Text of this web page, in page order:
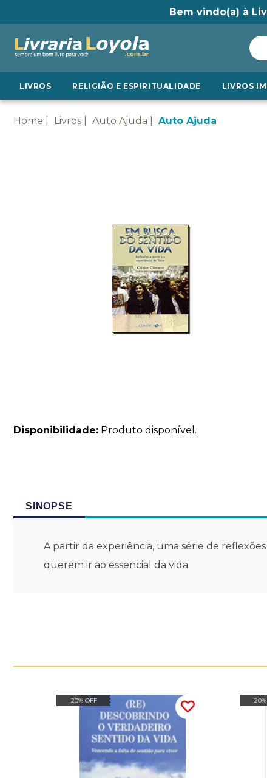
Bem vindo(a) à
LIVROS RELIGIÃO E ESPIRITUALIDADE LIVROS
Home Livros Auto Ajuda Auto Ajuda
Disponibilidade: Produto disponível.
SINOPSE
A partir da experiência, uma série de
querem ir ao essencial da vida.
20% OFF